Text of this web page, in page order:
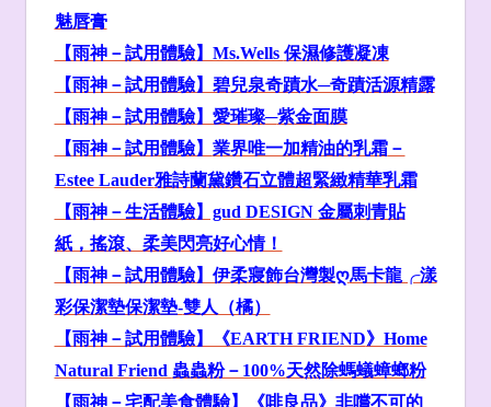
魅唇膏
【雨神－試用體驗】Ms.Wells 保濕修護凝凍
【雨神－試用體驗】碧兒泉奇蹟水─奇蹟活源精露
【雨神－試用體驗】愛璀璨─紫金面膜
【雨神－試用體驗】 業界唯一加精油的乳霜－
Estee Lauder雅詩蘭黛鑽石立體超緊緻精華乳霜
【雨神－生活體驗】gud DESIGN 金屬刺青貼
紙，搖滾、柔美閃亮好心情！
【雨神－試用體驗】伊柔寢飾台灣製ღ馬卡龍╭漾
彩保潔墊保潔墊-雙人（橘）
【雨神－試用體驗】《EARTH FRIEND》Home
Natural Friend 蟲蟲粉－100%天然除螞蟻蟑螂粉
【雨神－宅配美食體驗】《啡良品》 非嚐不可的